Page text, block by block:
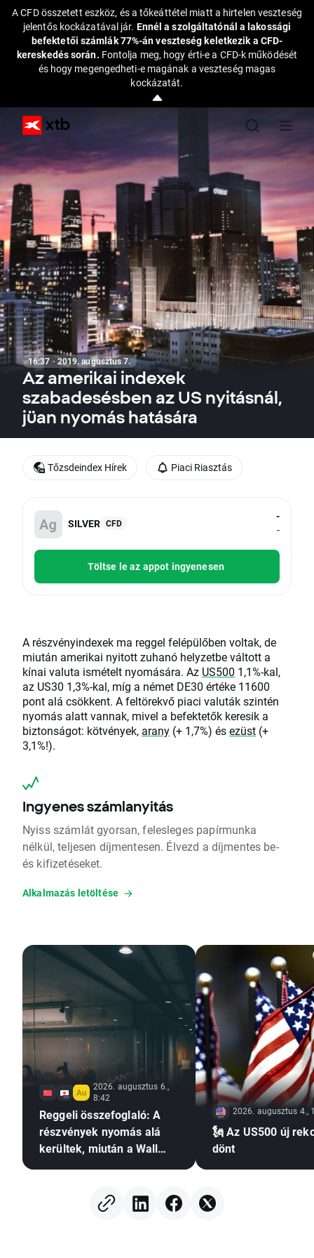
A CFD összetett eszköz, és a tőkeáttétel miatt a hirtelen veszteség
jelentős kockázatával jár. Ennél a szolgáltatónál a lakossági
befektetői számlák 77%-án veszteség keletkezik a CFD-
kereskedés során. Fontolja meg, hogy érti-e a CFD-k működését
és hogy megengedheti-e magának a veszteség magas
kockázatát.
16:37 · 2019. augusztus 7.
Az amerikai indexek
szabadesésben az US nyitásnál,
jüan nyomás hatására
SILVER CFD
-
-
Töltse le az appot ingyenesen
A részvényindexek ma reggel felépülőben voltak, de
miután amerikai nyitott zuhanó helyzetbe váltott a
kínai valuta ismételt nyomására. Az US500 1,1%-kal,
az US30 1,3%-kal, míg a német DE30 értéke 11600
pont alá csökkent. A feltörekvő piaci valuták szintén
nyomás alatt vannak, mivel a befektetők keresik a
biztonságot: kötvények, arany (+ 1,7%) ésezüst (+
3,1%!).
Ingyenes számlanyitás
Nyiss számlát gyorsan, felesleges papírmunka
nélkül, teljesen díjmentesen. Élvezd a díjmentes be-
és kifizetéseket.
Alkalmazás letöltése
2026. augusztus 6.,
8:42
Reggeli összefoglaló: A
részvények nyomás alá
kerültek, miután a Wall
került sor; a devizapiacok
stagnálnak (2026.08.06.)
2026. augusztus 4.,
🗽 Az US500 új
dönt
Tőzsdeindex Hírek Piaci Riasztás